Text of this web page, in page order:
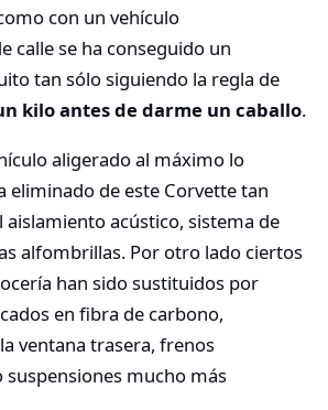
con un vehículo
calle se ha conseguido un
tan sólo siguiendo la regla de
kilo antes de darme un caballo.
aligerado al máximo lo
eliminado de este Corvette tan
aislamiento acústico, sistema de
alfombrillas. Por otro lado ciertos
han sido sustituidos por
en fibra de carbono,
ventana trasera, frenos
suspensiones mucho más